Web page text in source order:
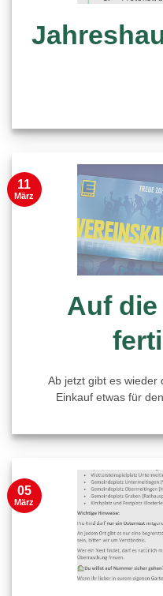
Auf
Ab jetzt gibt es wieder
Einkauf etwas für
11
März
05
März